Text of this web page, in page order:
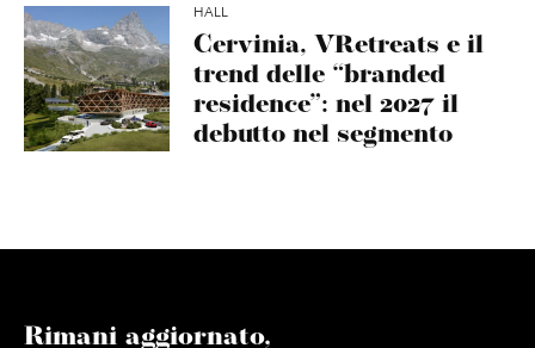
HALL
Cervinia, VRetreats e il
trend delle “branded
residence”: nel 2027 il
debutto nel segmento
Rimani aggiornato,